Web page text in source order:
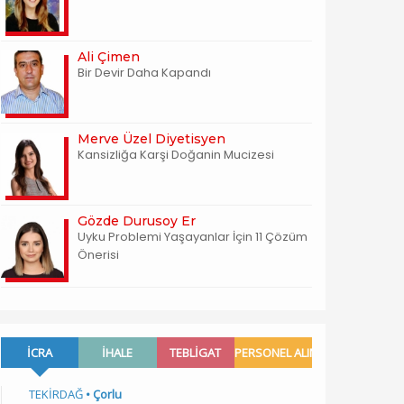
Ali Çimen
Bir Devir Daha Kapandı
Merve Üzel Diyetisyen
Kansizliğa Karşi Doğanin Mucizesi
Gözde Durusoy Er
Uyku Problemi Yaşayanlar İçin 11 Çözüm
Önerisi